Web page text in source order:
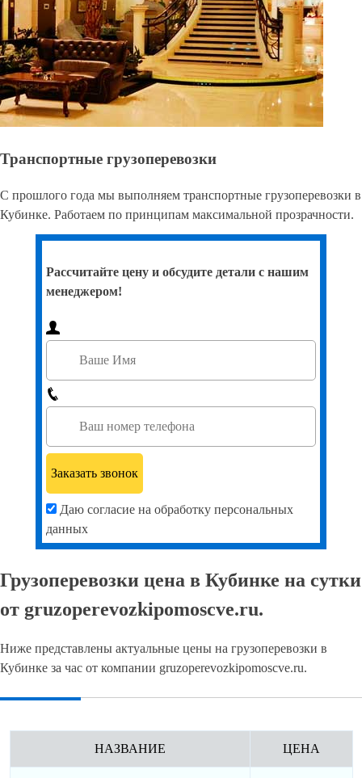
Транспортные грузоперевозки
С прошлого года мы выполняем транспортные грузоперевозки в
Кубинке. Работаем по принципам максимальной прозрачности.
Рассчитайте цену и обсудите детали с нашим
менеджером!
Даю согласие на обработку персональных
данных
Грузоперевозки цена в Кубинке на сутки
от gruzoperevozkipomoscve.ru.
Ниже представлены актуальные цены на грузоперевозки в
Кубинке за час от компании gruzoperevozkipomoscve.ru.
НАЗВАНИЕ ЦЕНА